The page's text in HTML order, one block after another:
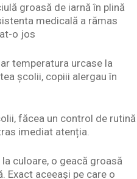
groasă de iarnă în plină
medicală a rămas
o jos
temperatura urcase la
școlii, copiii alergau în
făcea un control de rutină
imediat atenția.
culoare, o geacă groasă
Exact aceeași pe care o